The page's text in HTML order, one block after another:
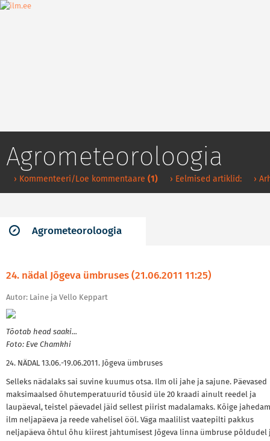
Agrometeoroloogia
› Kommenteeri/Loe kommentaare (1) › Eelmised artiklid: ›
Agrometeoroloogia
24. nädal Jõgeva ümbruses (21.06.2011 11:25)
Autor: Laine ja Vello Keppart
Tõotab head saaki...
Foto: Eve Chamkhi
24. NÄDAL 13.06.-19.06.2011. Jõgeva ümbruses
Selleks nädalaks sai suvine kuumus otsa. Ilm oli jahe ja sajune. Päevased
maksimaalsed õhutemperatuurid tõusid üle 20 kraadi ainult reedel ja
laupäeval, teistel päevadel jäid sellest piirist madalamaks. Kõige
ilm neljapäeva ja reede vahelisel ööl. Väga maalilist vaatepilti pakkus
neljapäeva õhtul õhu kiirest jahtumisest Jõgeva linna ümbruse põldudel